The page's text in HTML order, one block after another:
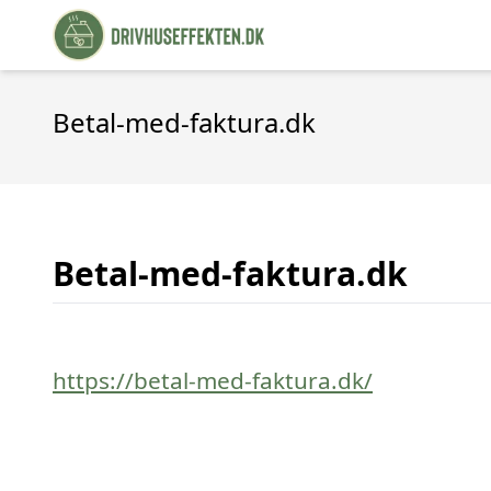
Betal-med-faktura.dk
Betal-med-faktura.dk
https://betal-med-faktura.dk/